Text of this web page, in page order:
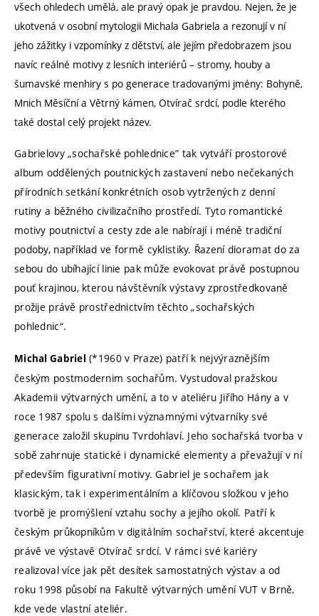
všech ohledech umělá, ale pravý opak je pravdou. Nejen, že je
ukotvená v osobní mytologii Michala Gabriela a rezonují v ní
jeho zážitky i vzpomínky z dětství, ale jejím předobrazem jsou
navíc reálné motivy z lesních interiérů – stromy, houby a
šumavské menhiry s po generace tradovanými jmény: Bohyně,
Mnich Měsíční a Větrný kámen, Otvírač srdcí, podle kterého
také dostal celý projekt název.
Gabrielovy „sochařské pohlednice” tak vytváří prostorové
album oddělených poutnických zastavení nebo nečekaných
přírodních setkání konkrétních osob vytržených z denní
rutiny a běžného civilizačního prostředí. Tyto romantické
motivy poutnictví a cesty zde ale nabírají i méně tradiční
podoby, například ve formě cyklistiky. Řazení dioramat do za
sebou do ubíhající linie pak může evokovat právě postupnou
pouť krajinou, kterou návštěvník výstavy zprostředkovaně
prožije právě prostřednictvím těchto „sochařských
pohlednic“.
Michal Gabriel (*1960 v Praze) patří k nejvýraznějším
českým postmodernim sochařům. Vystudoval pražskou
Akademii výtvarných umění, a to v ateliéru Jiřího Hány a v
roce 1987 spolu s dalšími významnými výtvarníky své
generace založil skupinu Tvrdohlaví. Jeho sochařská tvorba v
sobě zahrnuje statické i dynamické elementy a převažují v ní
především figurativní motivy. Gabriel je sochařem jak
klasickým, tak i experimentálním a klíčovou složkou v jeho
tvorbě je promýšlení vztahu sochy a jejího okolí. Patří k
českým průkopníkům v digitálním sochařství, které akcentuje
právě ve výstavě Otvírač srdcí. V rámci své kariéry
realizoval více jak pět desítek samostatných výstav a od
roku 1998 působí na Fakultě výtvarných umění VUT v Brně,
kde vede vlastní ateliér.